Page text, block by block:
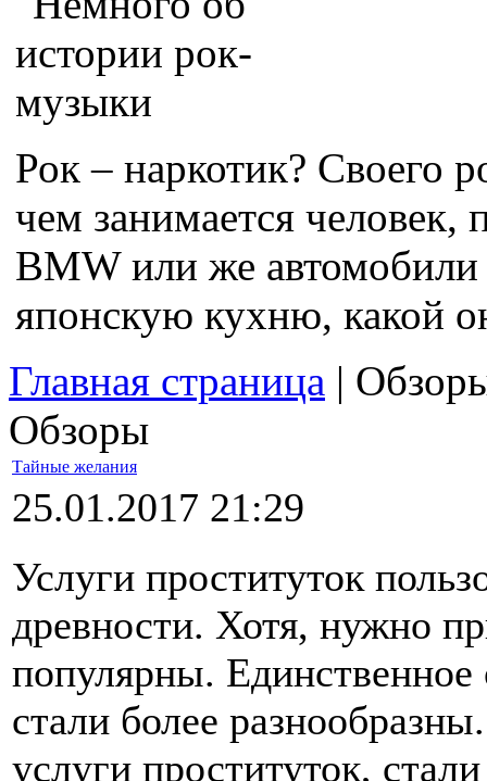
Рок – наркотик? Своего
чем занимается
BMW или же
японскую кухню, какой
Главная страница |
Обзоры
Тайные желания
25.01.2017 21:29
Услуги проституток
древности. Хотя, нужно
популярны.
стали более
услуги проституток,